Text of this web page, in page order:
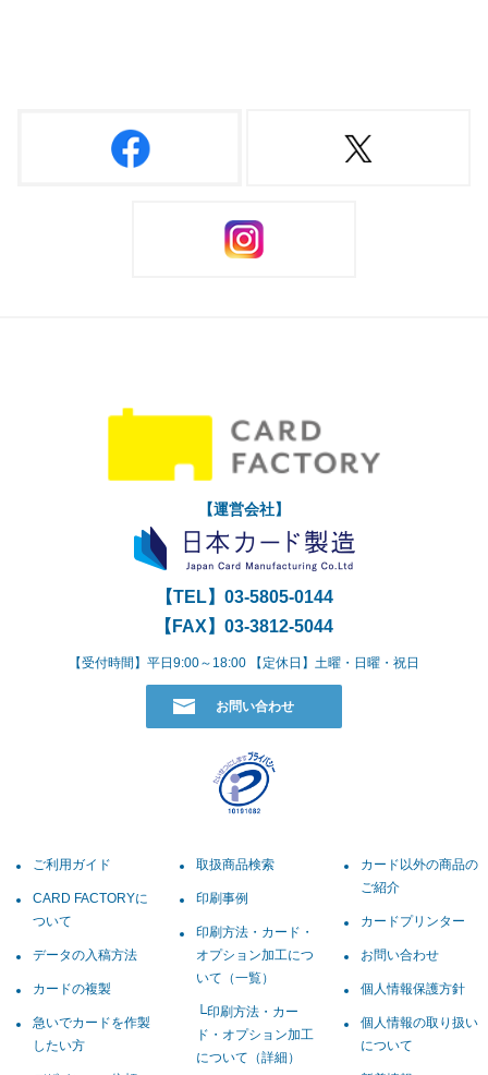
【運営会社】
【TEL】 03-5805-0144
【FAX】03-3812-5044
【受付時間】平日9:00～18:00 【定休日】土曜・日曜・祝日
お問い合わせ
ご利用ガイド
CARD FACTORYに
ついて
データの入稿方法
カードの複製
急いでカードを作製
したい方
取扱商品検索
印刷事例
印刷方法・カード・
オプション加工につ
いて（一覧）
印刷方法・カー
ド・オプション加工
について（詳細）
カード以外の商品の
ご紹介
カードプリンター
お問い合わせ
個人情報保護方針
個人情報の取り扱い
について